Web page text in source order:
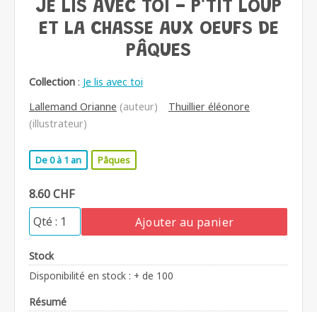
JE LIS AVEC TOI - P'TIT LOUP
ET LA CHASSE AUX OEUFS DE
PÂQUES
Collection : Je lis avec toi
Lallemand Orianne (auteur)
Thuillier éléonore
(illustrateur)
De 0 à 1 an Pâques
8.60 CHF
Ajouter au panier
Stock
Disponibilité en stock : + de 100
Résumé